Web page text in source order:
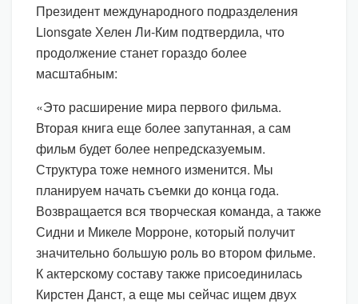
Президент международного подразделения
Lionsgate Хелен Ли-Ким подтвердила, что
продолжение станет гораздо более
масштабным:
«Это расширение мира первого фильма.
Вторая книга еще более запутанная, а сам
фильм будет более непредсказуемым.
Структура тоже немного изменится. Мы
планируем начать съемки до конца года.
Возвращается вся творческая команда, а также
Сидни и Микеле Морроне, который получит
значительно большую роль во втором фильме.
К актерскому составу также присоединилась
Кирстен Данст, а еще мы сейчас ищем двух